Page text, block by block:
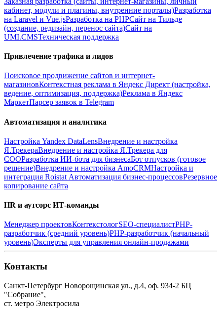
кабинет, модули и плагины, внутренние порталы)Разработка
на Laravel и Vue.jsРазработка на PHPСайт на Тильде
(создание, редизайн, перенос сайта)Сайт на
UMI.CMSТехническая поддержка
Привлечение трафика и лидов
Поисковое продвижение сайтов и интернет-
магазиновКонтекстная реклама в Яндекс Директ (настройка,
ведение, оптимизация, поддержка)Реклама в Яндекс
МаркетПарсер заявок в Telegram
Автоматизация и аналитика
Настройка Yandex DataLensВнедрение и настройка
Я.ТрекераВнедрение и настройка Я.Трекера для
СООРазработка ИИ-бота для бизнесаБот отпусков (готовое
решение)Внедрение и настройка AmoCRMНастройка и
интеграция Roistat Автоматизация бизнес-процессовРезервное
копирование сайта
HR и аутсорс ИТ-команды
Менеджер проектовКонтекстологSEO-специалистPHP-
разработчик (средний уровень)PHP-разработчик (начальный
уровень)Эксперты для управления онлайн-продажами
Контакты
Санкт-Петербург Новорощинская ул., д.4, оф. 934-2 БЦ
"Собрание",
ст. метро Электросила